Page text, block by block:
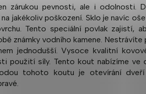
zárukou pevnosti, ale i odolnosti.
jakékoliv poškození. Sklo je navíc
Tento speciální povlak zajistí,
známky vodního kamene.
jednodušší. Vysoce kvalitní
použití síly. Tento kout nabízíme ve
tohoto koutu je otevírání